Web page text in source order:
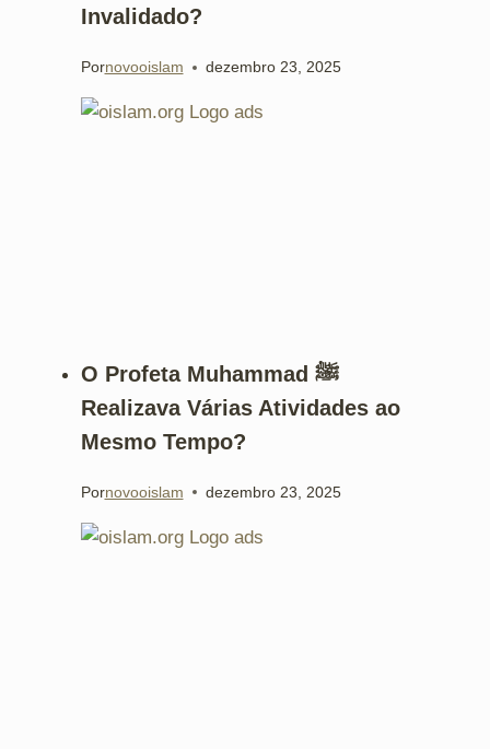
Invalidado?
Pornovooislam dezembro 23, 2025
O Profeta Muhammad ﷺ
Realizava Várias Atividades ao
Mesmo Tempo?
Pornovooislam dezembro 23, 2025